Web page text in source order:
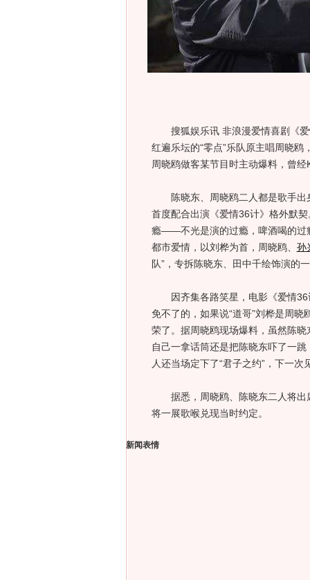
搜狐娱乐讯 非浪漫爱情喜剧《爱
红遍乐坛的“零点”乐队原主唱周晓
周晓鸥做客某节目时主动爆料，曾经
陈晓东、周晓鸥二人都是歌手出
首度配合出演《爱情36计》格外默
瘾——不光是演的过瘾，啤酒喝的过
都市爱情，以刘桦为首，周晓鸥、 孙
队”，专拆陈晓东、田中千绘饰演的
因齐集各路笑星，电影《爱情36
免不了的，如果说“道哥”刘桦是周晓
荣了。据周晓鸥现场爆料，虽然陈
自己一拿话筒还是把陈晓东吓了一
人还当场定下了“君子之约”，下一
据悉，周晓鸥、陈晓东二人将出
将一展歌喉兑现当时约定。
新闻表情